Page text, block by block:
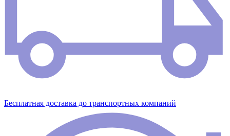
Бесплатная доставка до транспортных компаний